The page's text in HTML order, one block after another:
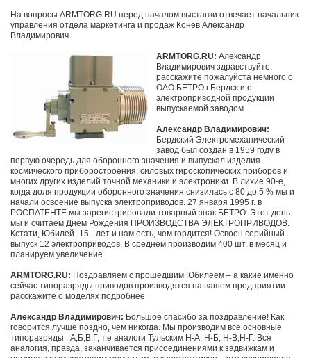
На вопросы ARMTORG.RU перед началом выставки отвечает начальник
управления отдела маркетинга и продаж Конев Александр
Владимирович
ARMTORG.RU: Александр
Владимирович здравствуйте,
расскажите пожалуйста немного о
ОАО БЕТРО г.Бердск и о
электроприводной продукции
выпускаемой заводом
Александр Владимирович:
Бердский Электромеханический
завод был создан в 1959 году в
первую очередь для оборонного значения и выпускал изделия
космического приборостроения, силовых гироскопических приборов и
многих других изделий точной механики и электроники. В лихие 90-е,
когда доля продукции оборонного значения снизилась с 80 до 5 % мы и
начали освоение выпуска электроприводов. 27 января 1995 г. в
РОСПАТЕНТЕ мы зарегистрировали товарный знак БЕТРО. Этот день
мы и считаем Днём Рождения ПРОИЗВОДСТВА ЭЛЕКТРОПРИВОДОВ.
Кстати, Юбилей -15 –лет и нам есть, чем гордится! Освоен серийный
выпуск 12 электроприводов. В среднем производим 400 шт. в месяц и
планируем увеличение.
ARMTORG.RU: Поздравляем с прошедшим Юбилеем – а какие именно
сейчас типоразряды приводов производятся на вашем предприятии
расскажите о моделях подробнее
Александр Владимирович: Большое спасибо за поздравление! Как
говорится лучше поздно, чем никогда. Мы производим все основные
типоразряды : А,Б,В,Г, т.е аналоги Тульским Н-А; Н-Б; Н-В;Н-Г. Вся
аналогия, правда, заканчивается присоединениями к задвижкам и